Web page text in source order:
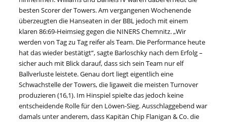
besten Scorer der Towers. Am vergangenen Wochenende
überzeugten die Hanseaten in der BBL jedoch mit einem
klaren 86:69-Heimsieg gegen die NINERS Chemnitz. „Wir
werden von Tag zu Tag reifer als Team. Die Performance heute
hat das wieder bestätigt“, sagte Barloschky nach dem Erfolg –
sicher auch mit Blick darauf, dass sich sein Team nur elf
Ballverluste leistete. Genau dort liegt eigentlich eine
Schwachstelle der Towers, die ligaweit die meisten Turnover
produzieren (16,1). Im Hinspiel spielte das jedoch keine
entscheidende Rolle für den Löwen-Sieg. Ausschlaggebend war
damals unter anderem, dass Kapitän Chip Flanigan & Co. die